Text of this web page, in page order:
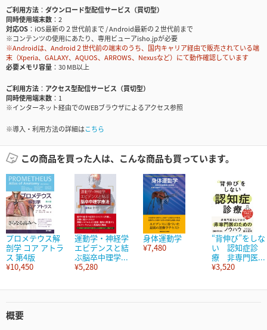
ご利用方法
ダウンロード型配信サービス（買切型）
同時使用端末数
2
対応OS
iOS最新の２世代前まで / Android最新の２世代前まで
※コンテンツの使用にあたり、専用ビューアisho.jpが必要
※Androidは、Android２世代前の端末のうち、国内キャリア経由で販売されている端
末（Xperia、GALAXY、AQUOS、ARROWS、Nexusなど）にて動作確認しています
必要メモリ容量
30 MB以上
ご利用方法
アクセス型配信サービス（買切型）
同時使用端末数
1
※インターネット経由でのWEBブラウザによるアクセス参照
※導入・利用方法の詳細はこちら
この商品を買った人は、こんな商品も買っています。
プロメテウス解
剖学 コア アトラ
ス 第4版
¥10,450
運動学・神経学
エビデンスと結
ぶ脳卒中理学...
¥5,280
身体運動学
¥7,480
“背伸び”をしな
い 認知症診
療 非専門医...
¥3,520
概要